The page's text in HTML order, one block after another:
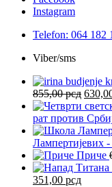
Instagram
Telefon: 064 182
Viber/sms
855,00рсд
цена
је
била:
рат против
Лампертијевих -
Приче
Оригинална
351,00 рсд